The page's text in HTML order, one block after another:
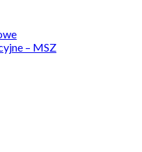
– MSZ